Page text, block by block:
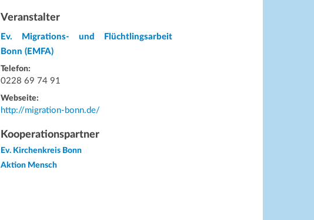
Veranstalter
Ev. Migrations- und Flüchtlingsarbeit
Bonn (EMFA)
Telefon:
0228 69 74 91
Webseite:
http://migration-bonn.de/
Kooperationspartner
Ev. Kirchenkreis Bonn
Aktion Mensch